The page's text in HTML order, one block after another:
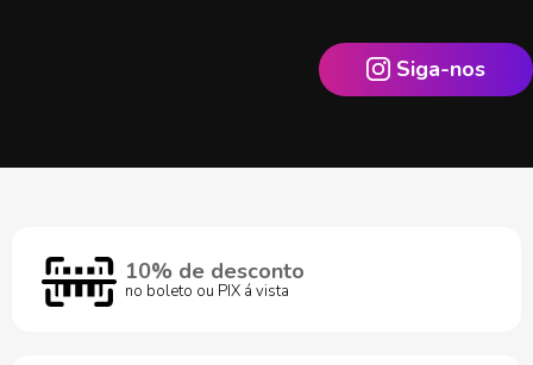
Siga-nos
10% de desconto
no boleto ou PIX á vista